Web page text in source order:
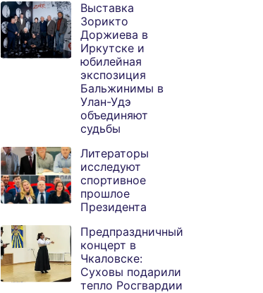
Группа компаний
«Сантэнс» перешла
в единоличное
владение к Олегу
Моисеенкову
Доржиева в
юбилейная
Выставка
Зорикто
Доржиева в
Иркутске и
юбилейная
экспозиция
Бальжинимы в
Улан-Удэ
объединяют
судьбы
Литераторы
исследуют
спортивное
прошлое
Президента
Предпраздничный
концерт в
Чкаловске:
Суховы подарили
тепло Росгвардии